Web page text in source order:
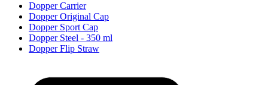
Dopper Carrier
Dopper Original Cap
Dopper Sport Cap
Dopper Steel - 350 ml
Dopper Flip Straw